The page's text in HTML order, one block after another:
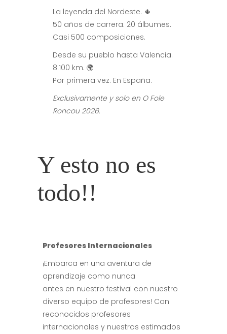
La leyenda del Nordeste. 🌵
50 años de carrera. 20 álbumes.
Casi 500 composiciones.
Desde su pueblo hasta Valencia.
8.100 km. 🌍
Por primera vez. En España.
Exclusivamente y solo en O Fole
Roncou 2026.
Y esto no es
todo!!
Profesores Internacionales
¡Embarca en una aventura de
aprendizaje como nunca
antes en nuestro festival con nuestro
diverso equipo de profesores! Con
reconocidos profesores
internacionales y nuestros estimados